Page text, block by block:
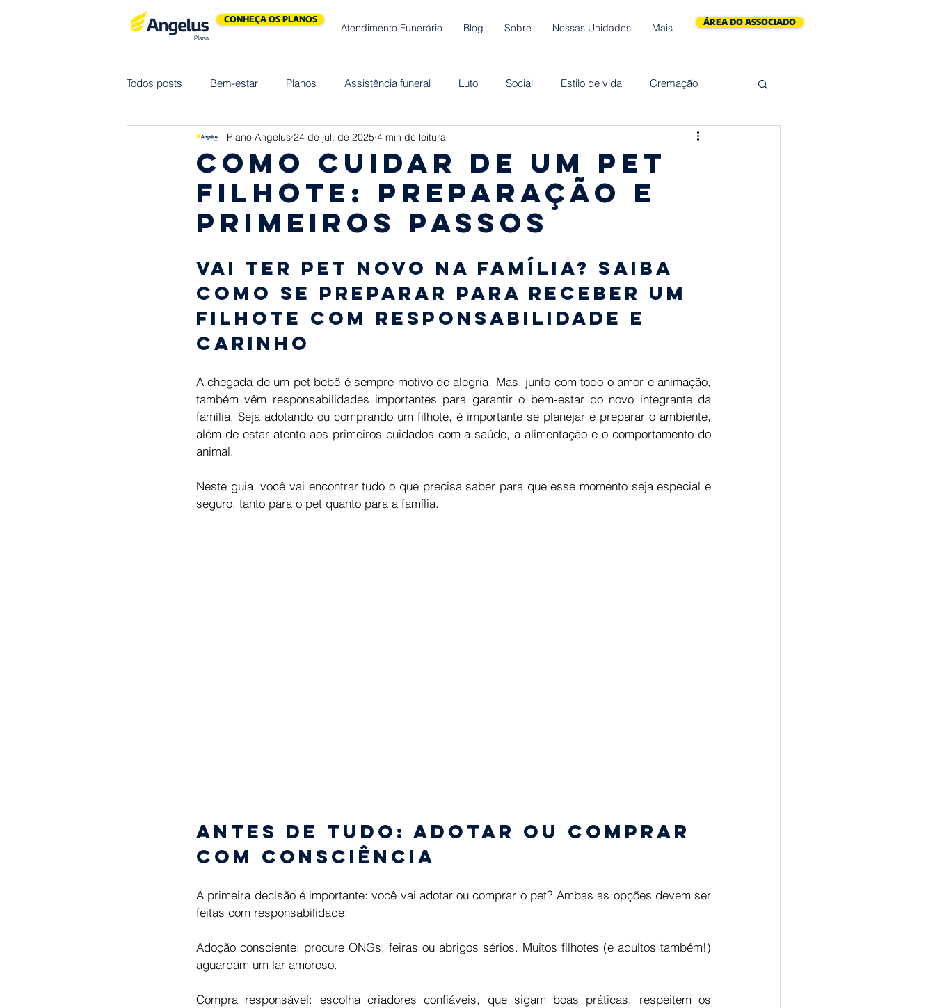
CONHEÇA OS PLANOS
Atendimento Funerário Blog Sobre Nossas Unidades Mais ÁREA DO ASSOCIADO
Todos posts Bem-estar Planos Assistência funeral Luto Social Estilo de vida Cremação
Assistências Seguros Saúde Saúde de Pet Presente
Solidariedade Família Saúde da Mulher Prevenção ao Câncer Mulher Saúde do Homem
Como cuidar de um pet
filhote: preparação e
primeiros passos
Plano Angelus 24 de jul. de 2025 4 min de leitura
Vai ter pet novo na família? Saiba
como se preparar para receber um
filhote com responsabilidade e
carinho
A chegada de um pet bebê é sempre motivo de alegria. Mas, junto com todo o amor e animação,
também vêm responsabilidades importantes para garantir o bem-estar do novo integrante da
família. Seja adotando ou comprando um filhote, é importante se planejar e preparar o ambiente,
além de estar atento aos primeiros cuidados com a saúde, a alimentação e o comportamento do
animal.
Neste guia, você vai encontrar tudo o que precisa saber para que esse momento seja especial e
seguro, tanto para o pet quanto para a família.
Antes de tudo: adotar ou comprar
com consciência
A primeira decisão é importante: você vai adotar ou comprar o pet? Ambas as opções devem ser
feitas com responsabilidade:
Adoção consciente: procure ONGs, feiras ou abrigos sérios. Muitos filhotes (e adultos também!)
aguardam um lar amoroso.
Compra responsável: escolha criadores confiáveis, que sigam boas práticas, respeitem os